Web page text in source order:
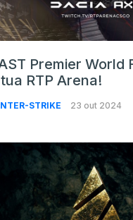
Premier World
RTP Arena!
STRIKE 23 out 2024